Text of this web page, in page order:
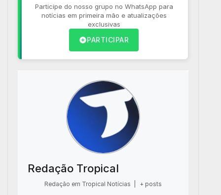
Participe do nosso grupo no WhatsApp para
notícias em primeira mão e atualizações
exclusivas
PARTICIPAR
Redação Tropical
Redação em Tropical Notícias + posts